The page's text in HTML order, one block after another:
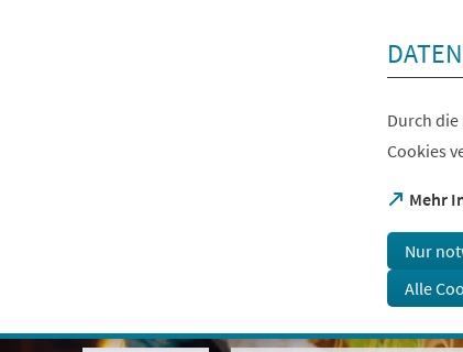
Durch
Cookies
Mehr
(Öffnet
einem
neuen
Tab)
Nur
Alle